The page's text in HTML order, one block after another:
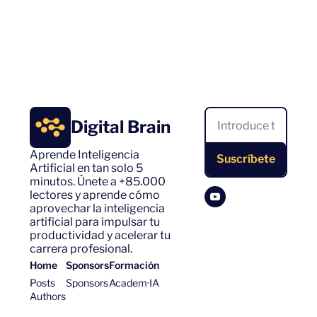
Digital Brain
Aprende Inteligencia
Artificial en tan solo 5
minutos. Únete a +85.000
lectores y aprende cómo
aprovechar la inteligencia
artificial para impulsar tu
productividad y acelerar tu
carrera profesional.
Suscríbete
Home
Posts
Authors
Sponsors
Sponsors
Formación
Academ·IA